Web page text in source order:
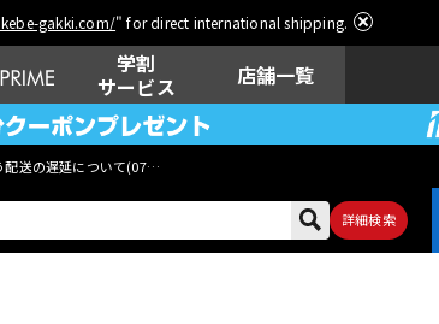
gakki.com/" for direct international shipping.
学割
サービス
店舗一覧
配送の遅延について(07月29日
詳細検索